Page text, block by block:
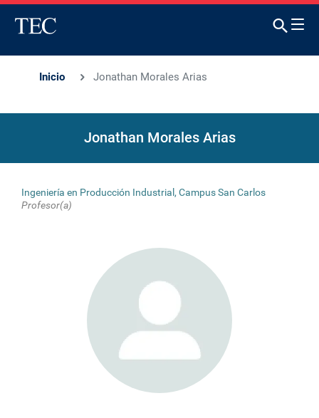
Inicio Jonathan Morales Arias
Jonathan Morales Arias
Ingeniería en Producción Industrial, Campus San Carlos
Profesor(a)